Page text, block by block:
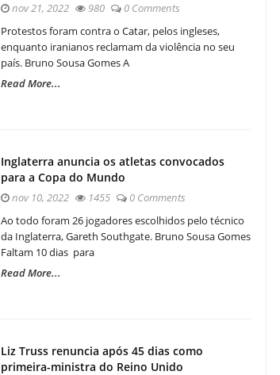
nov 21, 2022 980
0 Comments
Protestos foram contra o Catar, pelos ingleses,
enquanto iranianos reclamam da violência no seu
país. Bruno Sousa Gomes A
Read More...
Inglaterra anuncia os atletas convocados
para a Copa do Mundo
nov 10, 2022 1455
0 Comments
Ao todo foram 26 jogadores escolhidos pelo técnico
da Inglaterra, Gareth Southgate. Bruno Sousa Gomes
Faltam 10 dias para
Read More...
Liz Truss renuncia após 45 dias como
primeira-ministra do Reino Unido